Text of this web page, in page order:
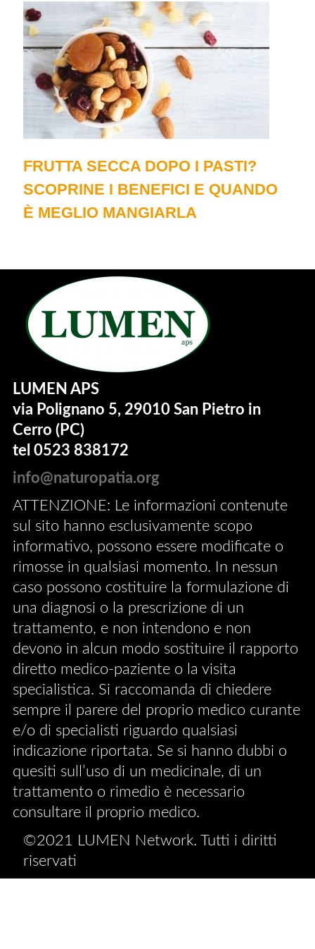
Frutta Secca dopo i pasti? Scoprine i
FRUTTA SECCA DOPO I PASTI?
SCOPRINE I BENEFICI E QUANDO
È MEGLIO MANGIARLA
LUMEN APS
via Polignano 5, 29010 San Pietro in
Cerro (PC)
tel 0523 838172
info@naturopatia.org
ATTENZIONE: Le informazioni contenute
sul sito hanno esclusivamente scopo
informativo, possono essere modificate o
rimosse in qualsiasi momento. In nessun
caso possono costituire la formulazione di
una diagnosi o la prescrizione di un
trattamento, e non intendono e non
devono in alcun modo sostituire il rapporto
diretto medico-paziente o la visita
specialistica. Si raccomanda di chiedere
sempre il parere del proprio medico curante
e/o di specialisti riguardo qualsiasi
indicazione riportata. Se si hanno dubbi o
quesiti sull’uso di un medicinale, di un
trattamento o rimedio è necessario
consultare il proprio medico.
©2021 LUMEN Network. Tutti i diritti
riservati